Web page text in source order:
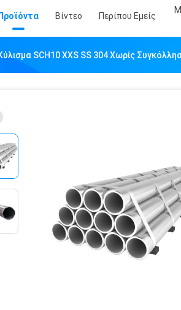
Βίντεο Περίπου Εμείς
SCH10 XXS SS 304 Χωρίς